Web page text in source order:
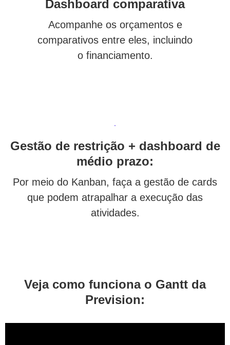
Dashboard comparativa
Acompanhe os orçamentos e
comparativos entre eles, incluindo
o financiamento.
Gestão de restrição + dashboard de
médio prazo:
Por meio do Kanban, faça a gestão de cards
que podem atrapalhar a execução das
atividades.
Veja como funciona o Gantt da
Prevision: